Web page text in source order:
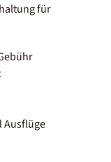
für
Ausflüge